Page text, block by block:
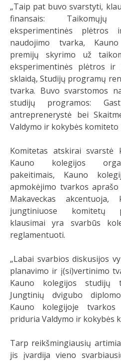
„Taip pat buvo svarstyti,
finansais:
eksperimentinės
naudojimo tvarka,
premijų skyrimo už
eksperimentinės plėtros ir
sklaidą, Studijų programų
tvarka. Buvo svarstomos
studijų programos:
antreprenerystė bei
Valdymo ir kokybės
Komitetas atskirai svarstė
Kauno kolegijos
pakeitimais, Kauno
apmokėjimo tvarkos
Makaveckas
jungtiniuose komitetų
klausimai yra svarbūs
reglamentuoti.
„Labai svarbios diskusijos
planavimo ir į(si)vertinimo
Kauno kolegijos studijų
Jungtinių dvigubo
Kauno kolegijoje
priduria Valdymo ir kokybės
Tarp reikšmingiausių
jis įvardija vieno